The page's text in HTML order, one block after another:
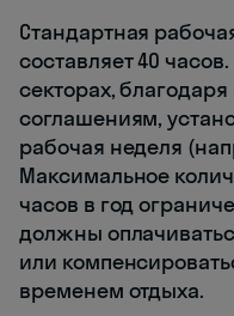
Стандартная
составляет 40
секторах,
соглашениям,
рабочая неделя
Максимальное
часов в год
должны
или
временем отдыха.